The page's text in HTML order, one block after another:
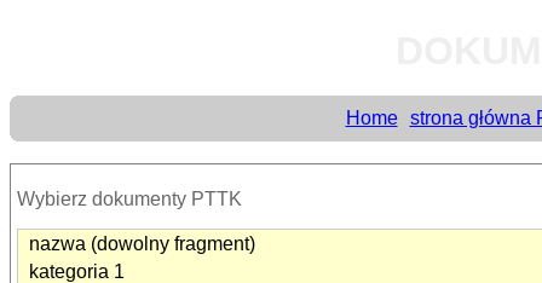
Home strona główna
Wybierz dokumenty PTTK
nazwa (dowolny fragment)
kategoria 1